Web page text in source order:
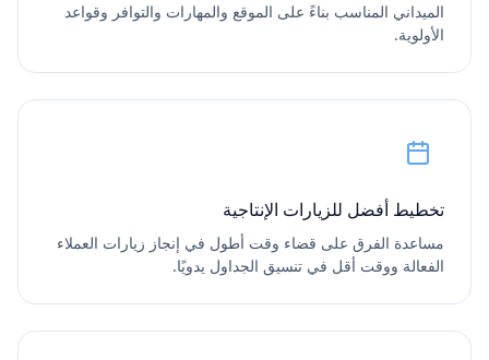
الميداني المناسب بناءً على الموقع والمهارات والتوافر وقواعد
الأولوية.
تخطيط أفضل للزيارات الإنتاجية
مساعدة الفرق على قضاء وقت أطول في إنجاز زيارات العملاء
الفعالة ووقت أقل في تنسيق الجداول يدويًا.